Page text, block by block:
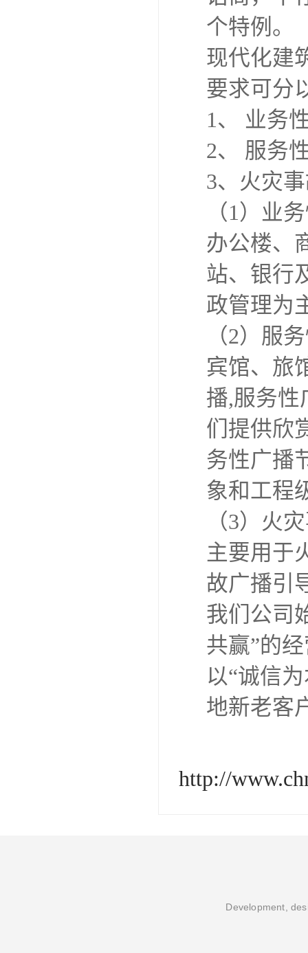
个特例。
现代化建
要求可分
1、 业务
2、 服务
3、火灾
（1）业
办公楼、
站、银行
政管理为
（2）服
宾馆、旅
播,服务性
们提供欣
务性广播
象和工程
（3）火
主要用于
故广播引
我们公司
共赢”的
以“诚信
地新老客
http://
Development,